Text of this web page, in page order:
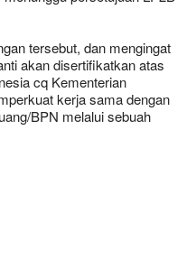
tersebut, dan mengingat
akan disertifikatkan atas
cq Kementerian
kerja sama dengan
BPN melalui sebuah